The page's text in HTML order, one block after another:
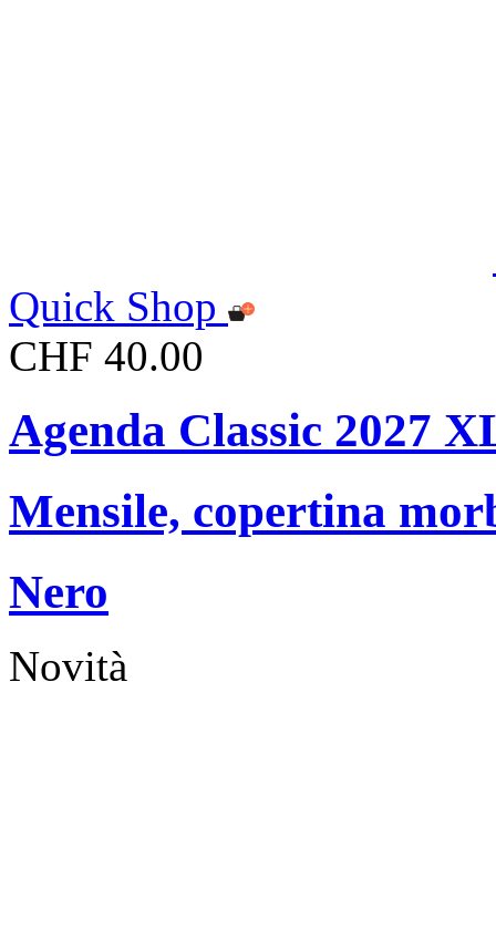
Quick Shop
CHF 40.00
Agenda Classic 2027
Mensile, copertina
Nero
Novità